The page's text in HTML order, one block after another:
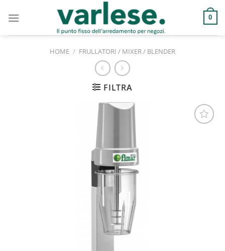
0
HOME / FRULLATORI / MIXER / BLENDER
FILTRA